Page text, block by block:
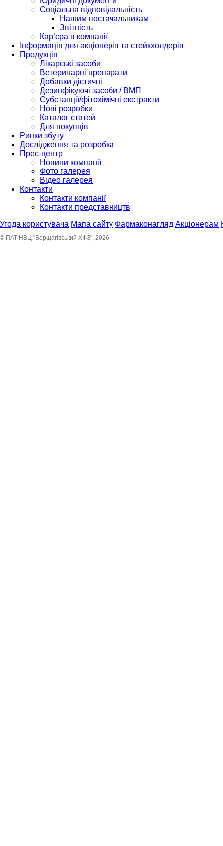
Соціальна відповідальність
Нашим постачальникам
Звітність
Кар’єра в компанії
Інформація для акціонерів та стейкхолдерів
Продукція
Лікарські засоби
Ветеринарні препарати
Добавки дієтичні
Дезинфікуючі засоби / ВМП
Субстанції/фітохімічні екстракти
Нові розробки
Каталог статей
Для покупців
Ринки збуту
Дослідження та розробка
Прес-центр
Новини компанії
Фото галерея
Відео галерея
Контакти
Контакти компанії
Контакти представництв
Угода користувача Мапа сайту Фармаконагляд Акціонерам
© ПАТ НВЦ "Борщагівський ХФЗ", 2026